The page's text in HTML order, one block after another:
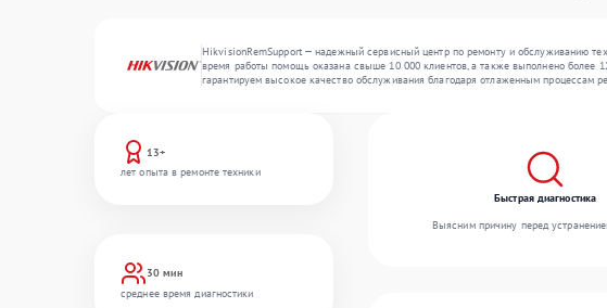
HikvisionRemSupport — надежный сервисный центр по ремонту и обслуживанию
время работы помощь оказана свыше 10 000 клиентов, а также выполнено более
гарантируем высокое качество обслуживания благодаря отлаженным процессам
13+
лет опыта в ремонте техники
30 мин
среднее время диагностики
Быстрая диагностика
Выясним причину перед